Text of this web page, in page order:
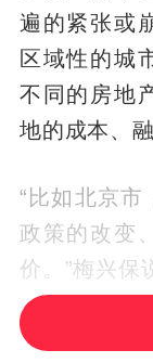
遍的紧张或
区域性的城
不同的房地
地的成本、
“比如北京市
政策的改变
价。”梅兴保
梅兴保表示